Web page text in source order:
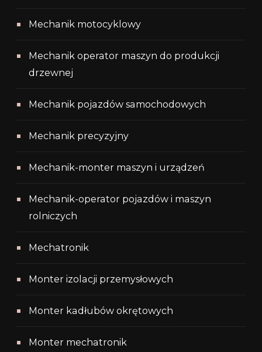
Mechanik motocyklowy
Mechanik operator maszyn do produkcji
drzewnej
Mechanik pojazdów samochodowych
Mechanik precyzyjny
Mechanik-monter maszyn i urządzeń
Mechanik-operator pojazdów i maszyn
rolniczych
Mechatronik
Monter izolacji przemysłowych
Monter kadłubów okrętowych
Monter mechatronik